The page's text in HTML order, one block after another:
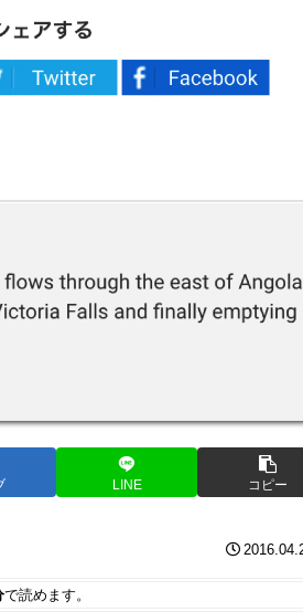
LINE コピー
で読めます。